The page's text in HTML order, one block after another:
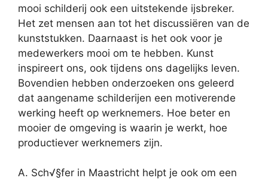
mooi schilderij ook een uitstekende ijsbreker.
Het zet mensen aan tot het discussiëren van de
kunststukken. Daarnaast is het ook voor je
medewerkers mooi om te hebben. Kunst
inspireert ons, ook tijdens ons dagelijks leven.
Bovendien hebben onderzoeken ons geleerd
dat aangename schilderijen een motiverende
werking heeft op werknemers. Hoe beter en
mooier de omgeving is waarin je werkt, hoe
productiever werknemers zijn.
A. Sch√§fer in Maastricht helpt je ook om een